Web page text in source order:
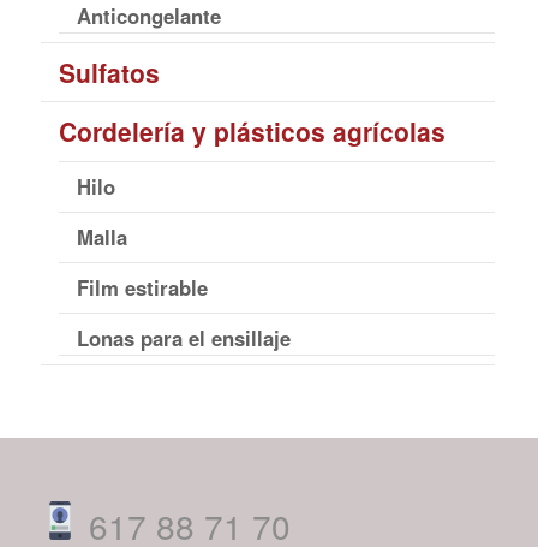
Anticongelante
Sulfatos
Cordelería y plásticos agrícolas
Hilo
Malla
Film estirable
Lonas para el ensillaje
617 88 71 70